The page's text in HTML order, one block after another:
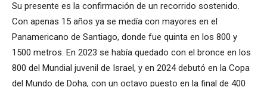
Su presente es la confirmación de un recorrido sostenido.
Con apenas 15 años ya se medía con mayores en el
Panamericano de Santiago, donde fue quinta en los 800 y
1500 metros. En 2023 se había quedado con el bronce en los
800 del Mundial juvenil de Israel, y en 2024 debutó en la Copa
del Mundo de Doha, con un octavo puesto en la final de 400